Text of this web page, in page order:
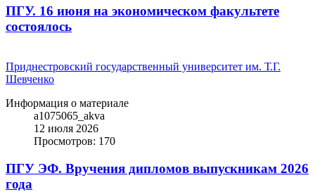
ПГУ. 16 июня на экономическом факультете
состоялось
Приднестровский государственный университет им. Т.Г.
Шевченко
Информация о материале
a1075065_akva
12 июля 2026
Просмотров: 170
ПГУ ЭФ. Вручения дипломов выпускникам 2026
года